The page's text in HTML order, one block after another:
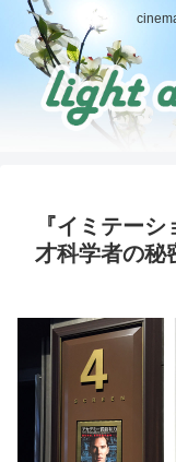
『イミテー
才科学者の秘